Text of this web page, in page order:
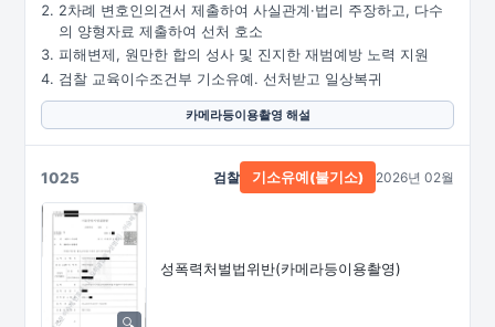
2차례 변호인의견서 제출하여 사실관계·법리 주장하고, 다수
의 양형자료 제출하여 선처 호소
피해변제, 원만한 합의 성사 및 진지한 재범예방 노력 지원
검찰 교육이수조건부 기소유예. 선처받고 일상복귀
카메라등이용촬영 해설
1025
성폭력처벌법위반(카메라등이용촬영)
검찰 기소유예(불기소) 2026년 02월